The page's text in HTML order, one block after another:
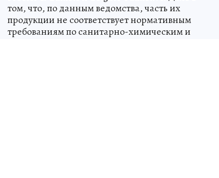
том, что, по данным ведомства, часть их
продукции не соответствует нормативным
требованиям по санитарно-химическим и